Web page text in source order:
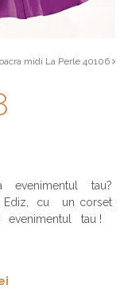
midi La Perle 40106
evenimentul tau?
cu un corset
tau !